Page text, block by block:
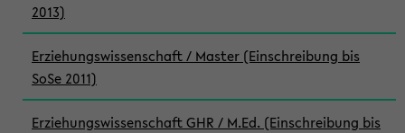
2013)
Erziehungswissenschaft / Master (Einschreibung bis
SoSe 2011)
Erziehungswissenschaft GHR / M.Ed. (Einschreibung bis